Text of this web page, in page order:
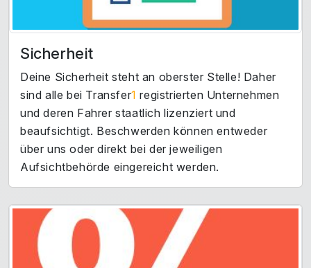
Sicherheit
Deine Sicherheit steht an oberster Stelle! Daher
sind alle bei Transfer1 registrierten Unternehmen
und deren Fahrer staatlich lizenziert und
beaufsichtigt. Beschwerden können entweder
über uns oder direkt bei der jeweiligen
Aufsichtbehörde eingereicht werden.